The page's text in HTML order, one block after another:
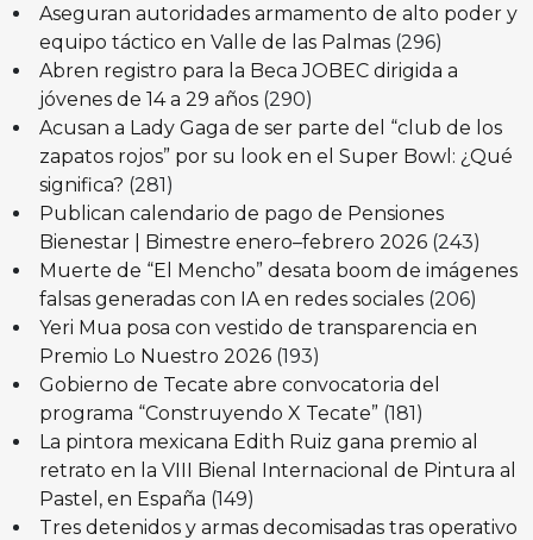
Aseguran autoridades armamento de alto poder y
equipo táctico en Valle de las Palmas (296)
Abren registro para la Beca JOBEC dirigida a
jóvenes de 14 a 29 años (290)
Acusan a Lady Gaga de ser parte del “club de los
zapatos rojos” por su look en el Super Bowl: ¿Qué
significa? (281)
Publican calendario de pago de Pensiones
Bienestar | Bimestre enero–febrero 2026 (243)
Muerte de “El Mencho” desata boom de imágenes
falsas generadas con IA en redes sociales (206)
Yeri Mua posa con vestido de transparencia en
Premio Lo Nuestro 2026 (193)
Gobierno de Tecate abre convocatoria del
programa “Construyendo X Tecate” (181)
La pintora mexicana Edith Ruiz gana premio al
retrato en la VIII Bienal Internacional de Pintura al
Pastel, en España (149)
Tres detenidos y armas decomisadas tras operativo